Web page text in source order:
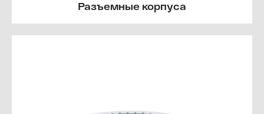
Разъемные корпуса